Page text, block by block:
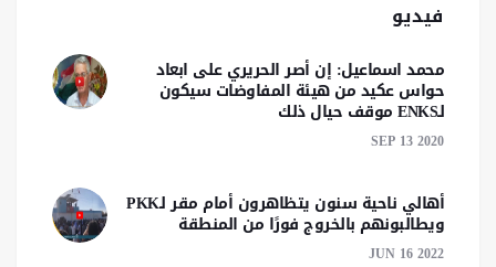
فيديو
محمد اسماعيل: إن أصر الحريري على ابعاد
حواس عكيد من هيئة المفاوضات سيكون
لـENKS موقف حيال ذلك
SEP 13 2020
أهالي ناحية سنون يتظاهرون أمام مقر لـPKK
ويطالبونهم بالخروج فورًا من المنطقة
JUN 16 2022